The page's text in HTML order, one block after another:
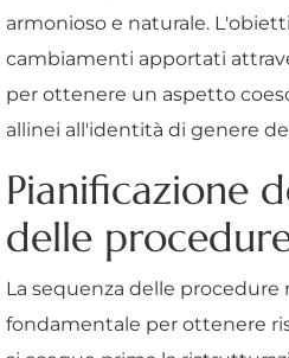
armonioso e naturale.
cambiamenti apportati
per ottenere un aspetto
allinei all'identità di genere
Pianificazione
delle
La sequenza delle procedure
fondamentale per ottenere